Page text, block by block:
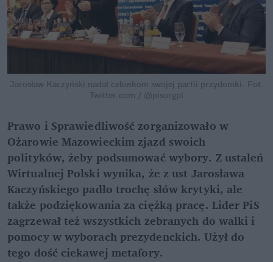
Jarosław Kaczyński nadał członkom swojej partii przydomki. Fot.
Twitter.com / @pisorgpl
Prawo i Sprawiedliwość zorganizowało w
Ożarowie Mazowieckim zjazd swoich
polityków, żeby podsumować wybory. Z ustaleń
Wirtualnej Polski wynika, że z ust Jarosława
Kaczyńskiego padło trochę słów krytyki, ale
także podziękowania za ciężką pracę. Lider PiS
zagrzewał też wszystkich zebranych do walki i
pomocy w wyborach prezydenckich. Użył do
tego dość ciekawej metafory.